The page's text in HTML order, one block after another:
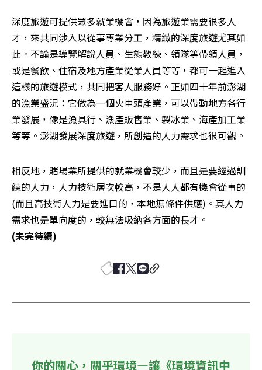
深度旅遊可提供眾多就業機會，因為旅遊業需要很多人
才，來共同涉入以從事專業分工，精緻的深度旅遊尤其如
此。不論是導覽解說人員、生態教練、領隊等帶領人員，
或是餐飲、住宿及地方產業從業人員等等，都可一起進入
這樣的旅遊模式，共同把客人服務好。正如四十年前澎湖
的漁業盛況：它做為一個火車頭產業，可以帶動地方各行
業發展，像是漁具行、漁產販售業、製冰業、海產加工業
等等。澎湖發展深度旅遊，所創造的人力需求也很可觀。
相反地，賭場業所提供的就業機會較少，而且是要經過訓
練的人力，人力技術層次較高，不是人人都有機會從事的
(而且高技術人力是要進口的，本地無條件供應)。其人力
(未完待續)
你的關心，關乎環境—讓《環境資訊中